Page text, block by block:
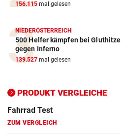
156.115 mal gelesen
NIEDERÖSTERREICH
500 Helfer kämpfen bei Gluthitze
gegen Inferno
139.527 mal gelesen
PRODUKT VERGLEICHE
E-Bike Vergleich
ZUM VERGLEICH
Elektro-Scooter Vergleich
ZUM VERGLEICH
ZUM VERGLEICH
Fahrrad Test
ZUM VERGLEICH